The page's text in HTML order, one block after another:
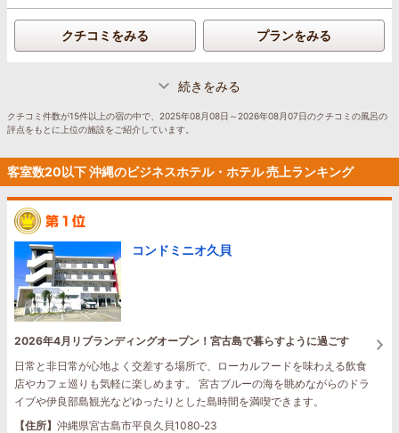
クチコミをみる プランをみる
続きをみる
クチコミ件数が15件以上の宿の中で、2025年08月08日～2026年08月07日のクチコミの風呂の
評点をもとに上位の施設をご紹介しています。
客室数20以下 沖縄のビジネスホテル・ホテル 売上ランキング
コンドミニオ久貝
2026年4月リブランディングオープン！宮古島で暮らすように過ごす
日常と非日常が心地よく交差する場所で、ローカルフードを味わえる飲食
店やカフェ巡りも気軽に楽しめます。 宮古ブルーの海を眺めながらのドラ
イブや伊良部島観光などゆったりとした島時間を満喫できます。
【住所】 沖縄県宮古島市平良久貝1080‐23